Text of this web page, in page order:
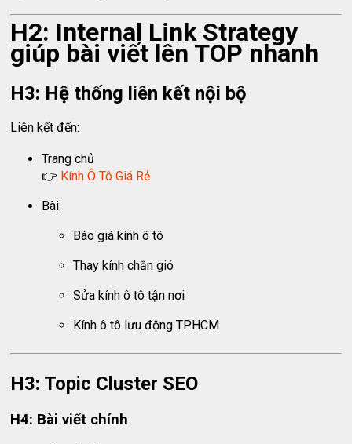
H2: Internal Link Strategy
giúp bài viết lên TOP nhanh
H3: Hệ thống liên kết nội bộ
Liên kết đến:
Trang chủ
👉 Kính Ô Tô Giá Rẻ
Bài:
Báo giá kính ô tô
Thay kính chắn gió
Sửa kính ô tô tận nơi
Kính ô tô lưu động TP.HCM
H3: Topic Cluster SEO
H4: Bài viết chính